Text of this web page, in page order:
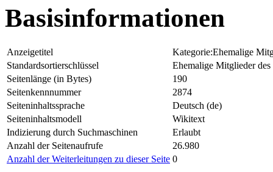
Basisinformationen
Anzeigetitel
Kategorie:Ehemalige
Standardsortierschlüssel
Ehemalige Mitglieder des
Seitenlänge (in Bytes)
190
Seitenkennnummer
2874
Seiteninhaltssprache
Deutsch (de)
Seiteninhaltsmodell
Wikitext
Indizierung durch Suchmaschinen
Erlaubt
Anzahl der Seitenaufrufe
26.980
Anzahl der Weiterleitungen zu dieser Seite 0